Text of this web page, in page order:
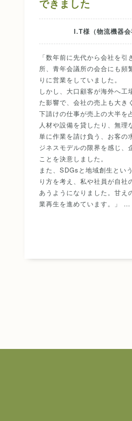
できました
I.T様（物流機器会
「数年前に先代から会社を
所、青年会議所の会合にも頻
りに営業をしていました。
しかし、大口顧客が海外へ
た影響で、会社の売上も大き
下請けの仕事が売上の大半を
人材や設備を貸したり、無
単に作業を請け負う、お客の
ジネスモデルの限界を感じ、
ことを決意しました。
また、SDGsと地域創生とい
り方を考え、私や社員が自
あうようになりました。甘え
業再生を進めています。」 …